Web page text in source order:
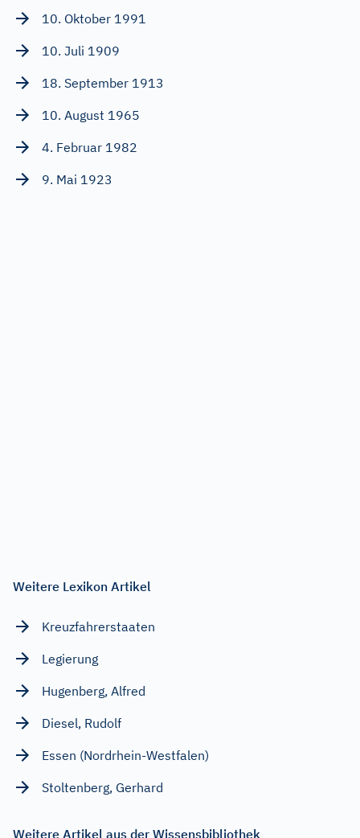
10. Oktober 1991
10. Juli 1909
18. September 1913
10. August 1965
4. Februar 1982
9. Mai 1923
Weitere Lexikon Artikel
Kreuzfahrerstaaten
Legierung
Hugenberg, Alfred
Diesel, Rudolf
Essen (Nordrhein-Westfalen)
Stoltenberg, Gerhard
Weitere Artikel aus der Wissensbibliothek